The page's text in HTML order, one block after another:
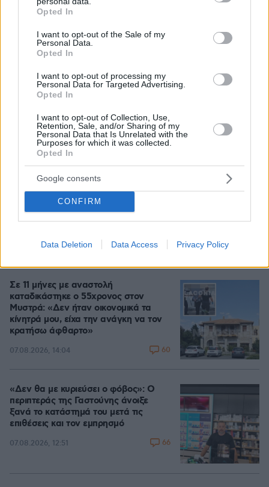
grant or deny consent to Google and its third-party tags to
use your data for below specified purposes in below Google
consent section.
Opted In
I want to opt-out of the Sale of my
Personal Data.
Opted In
I want to opt-out of processing my
Personal Data for Targeted Advertising.
Opted In
I want to opt-out of Collection, Use,
Retention, Sale, and/or Sharing of my
Personal Data that Is Unrelated with the
Purposes for which it was collected.
Opted In
Google consents
CONFIRM
Data Deletion Data Access Privacy Policy
θεωρείται επίθεση σε όλους»
«Τα έχω χάσει όλα»: Συντετριμμένος ο
πατέρας και σύζυγος των θυμάτων
στο τροχαίο στις Σέρρες
07.08.2026, 14:57 14
Συνελήφθη στη Γερμανία 31χρονος
για δολοφονίες μελών της Greek
Mafia, κατηγορείται και για την
εκτέλεση με 97 σφαίρες του Βαγγέλη
07.08.2026, 10:33
Σε 11 μήνες με αναστολή
καταδικάστηκε ο 55χρονος στον
Μυστρά: «Δεν ήταν οικονομικά τα
κίνητρά μου, είχα την ανάγκη να τον
κρατήσω άφθαρτο»
07.08.2026, 14:04 60
«Δεν θα με κυριεύσει ο φόβος»: Ο
περιπτεράς της Γαστούνης άνοιξε
ξανά το κατάστημά του μετά τις
επιθέσεις και τον εμπρησμό
07.08.2026, 12:51 66